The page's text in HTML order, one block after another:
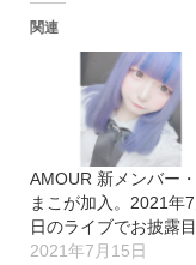
関連
AMOUR 新メンバー
まこが加入。2021年
日のライブでお披露目
2021年7月15日